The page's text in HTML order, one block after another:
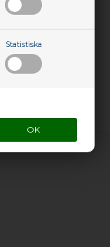
Statistiska